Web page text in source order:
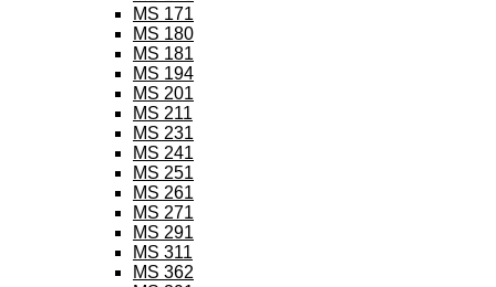
MS 171
MS 180
MS 181
MS 194
MS 201
MS 211
MS 231
MS 241
MS 251
MS 261
MS 271
MS 291
MS 311
MS 362